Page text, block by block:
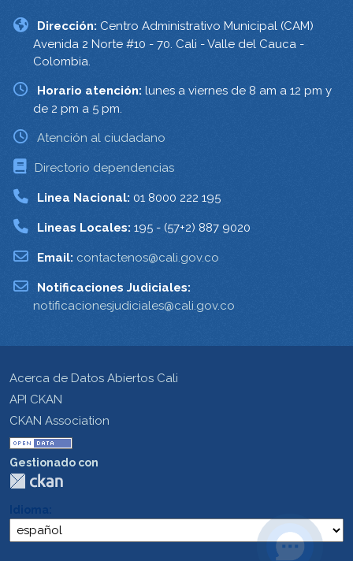
Dirección: Centro Administrativo Municipal (CAM)
Avenida 2 Norte #10 - 70. Cali - Valle del Cauca -
Colombia.
Horario atención: lunes a viernes de 8 am a 12 pm y
de 2 pm a 5 pm.
Atención al ciudadano
Directorio dependencias
Linea Nacional: 01 8000 222 195
Lineas Locales: 195 - (57+2) 887 9020
Email: contactenos@cali.gov.co
Notificaciones Judiciales:
notificacionesjudiciales@cali.gov.co
Acerca de Datos Abiertos Cali
API CKAN
CKAN Association
Gestionado con